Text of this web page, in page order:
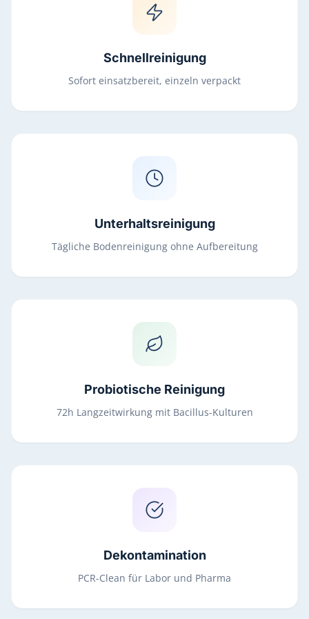
Schnellreinigung
Sofort einsatzbereit, einzeln verpackt
Unterhaltsreinigung
Tägliche Bodenreinigung ohne Aufbereitung
Probiotische Reinigung
72h Langzeitwirkung mit Bacillus-Kulturen
Dekontamination
PCR-Clean für Labor und Pharma